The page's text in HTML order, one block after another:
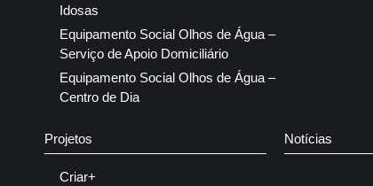
Idosas
Equipamento Social Olhos de Água –
Serviço de Apoio Domiciliário
Equipamento Social Olhos de Água –
Centro de Dia
Projetos
Criar+
Notícias